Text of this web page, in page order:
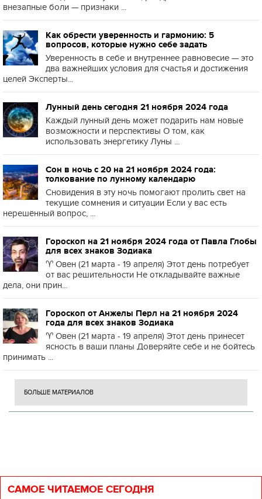
внезапные боли — признаки ...
Как обрести уверенность и гармонию: 5
вопросов, которые нужно себе задать
Уверенность в себе и внутреннее равновесие — это
два важнейших условия для счастья и достижения
целей Эксперты...
Лунный день сегодня 21 ноября 2024 года
Каждый лунный день может подарить нам новые
возможности и перспективы О том, как
использовать энергетику Луны ...
Сон в ночь с 20 на 21 ноября 2024 года:
толкование по лунному календарю
Сновидения в эту ночь помогают пролить свет на
текущие сомнения и ситуации Если у вас есть
нерешённый вопрос, ...
Гороскоп на 21 ноября 2024 года от Павла Глобы
для всех знаков Зодиака
♈️ Овен (21 марта - 19 апреля) Этот день потребует
от вас решительности Не откладывайте важные
дела, они прин...
Гороскоп от Анжелы Перл на 21 ноября 2024
года для всех знаков Зодиака
♈️ Овен (21 марта - 19 апреля) Этот день принесет
ясность в ваши планы Доверяйте себе и не бойтесь
принимать ...
БОЛЬШЕ МАТЕРИАЛОВ
САМОЕ ЧИТАЕМОЕ СЕГОДНЯ